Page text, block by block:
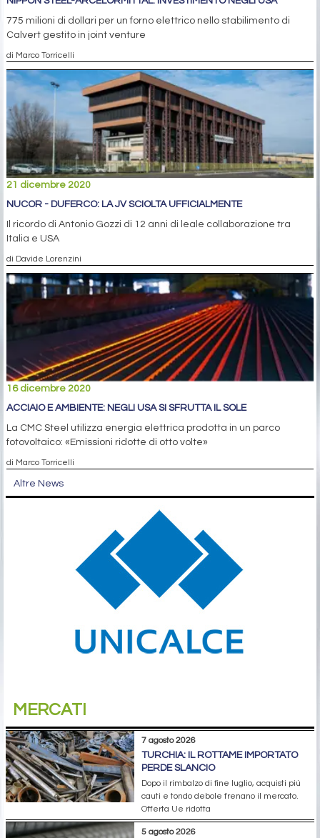
775 milioni di dollari per un forno elettrico nello stabilimento di
Calvert gestito in joint venture
di Marco Torricelli
21 dicembre 2020
NUCOR - DUFERCO: LA JV SCIOLTA UFFICIALMENTE
Il ricordo di Antonio Gozzi di 12 anni di leale collaborazione tra
Italia e USA
di Davide Lorenzini
16 dicembre 2020
ACCIAIO E AMBIENTE: NEGLI USA SI SFRUTTA IL SOLE
La CMC Steel utilizza energia elettrica prodotta in un parco
fotovoltaico: «Emissioni ridotte di otto volte»
di Marco Torricelli
Altre News
MERCATI
7 agosto 2026
TURCHIA: IL ROTTAME IMPORTATO
PERDE SLANCIO
Dopo il rimbalzo di fine luglio, acquisti più
cauti e tondo debole frenano il mercato.
Offerta Ue ridotta
5 agosto 2026